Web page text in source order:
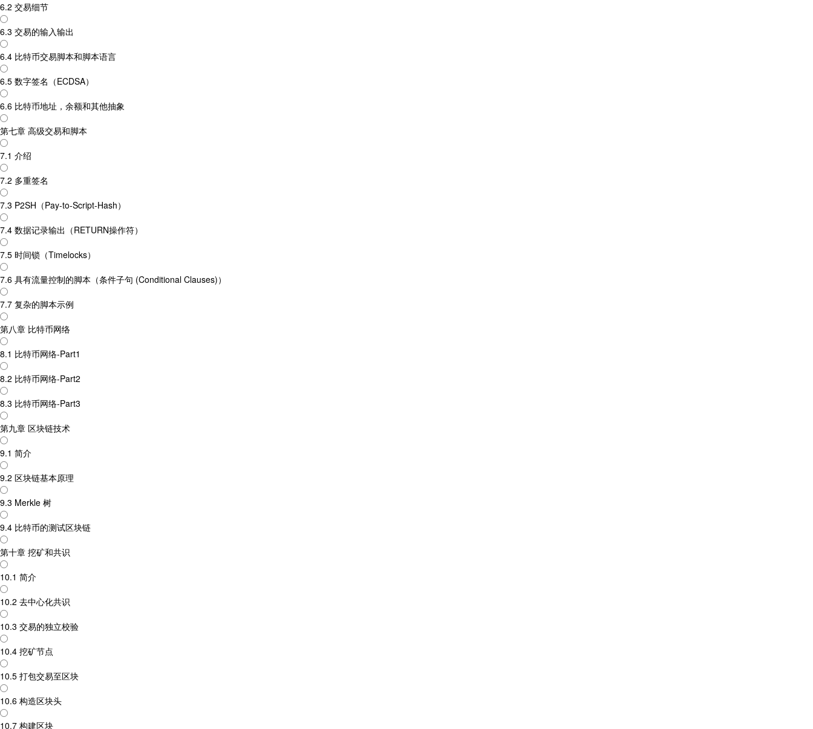
6.2 交易细节
6.3 交易的输入输出
6.4 比特币交易脚本和脚本语言
6.5 数字签名（ECDSA）
6.6 比特币地址，余额和其他抽象
第七章 高级交易和脚本
7.1 介绍
7.2 多重签名
7.3 P2SH（Pay-to-Script-Hash）
7.4 数据记录输出（RETURN操作符）
7.5 时间锁（Timelocks）
7.6 具有流量控制的脚本（条件子句 (Conditional Clauses)）
7.7 复杂的脚本示例
第八章 比特币网络
8.1 比特币网络-Part1
8.2 比特币网络-Part2
8.3 比特币网络-Part3
第九章 区块链技术
9.1 简介
9.2 区块链基本原理
9.3 Merkle 树
9.4 比特币的测试区块链
第十章 挖矿和共识
10.1 简介
10.2 去中心化共识
10.3 交易的独立校验
10.4 挖矿节点
10.5 打包交易至区块
10.6 构造区块头
10.7 构建区块